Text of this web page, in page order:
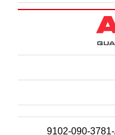
9102-090-